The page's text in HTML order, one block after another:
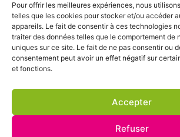
Pour offrir les meilleures expériences, nous
telles que les cookies pour stocker et/ou accéder
appareils. Le fait de consentir à ces technologies
traiter des données telles que le comportement de
uniques sur ce site. Le fait de ne pas consentir ou
consentement peut avoir un effet négatif sur
et fonctions.
Accepter
Refuser
Nous vous proposons plusieurs
fournitures et mobilier de bureau, sur
!
ACCÈS BOUTIQUE
Suivez nos